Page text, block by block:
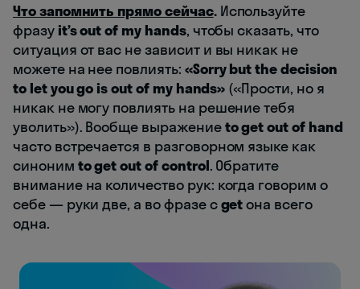
Что запомнить прямо сейчас.Используйте
фразуit’s out of my hands, чтобы сказать, что
ситуация от вас не зависит и вы никак не
можете на нее повлиять: «Sorry but the decision
to let you go is out of my hands» («Прости, но я
никак не могу повлиять на решение тебя
уволить»). Вообще выражениеto get out of hand
часто встречается в разговорном языке как
синоним to get out of control. Обратите
внимание на количество рук: когда говорим о
себе — руки две, а во фразе сgetона всего
одна.